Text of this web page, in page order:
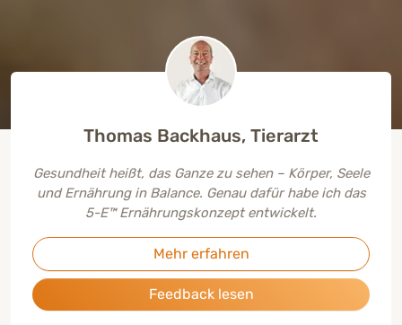
Thomas Backhaus, Tierarzt
Gesundheit heißt, das Ganze zu sehen – Körper, Seele
und Ernährung in Balance. Genau dafür habe ich das
5-E™ Ernährungskonzept entwickelt.
Mehr erfahren
Feedback lesen